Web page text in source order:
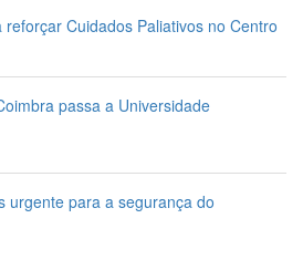
Cuidados Paliativos no Centro
passa a Universidade
urgente para a segurança do